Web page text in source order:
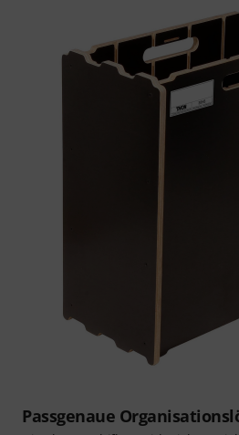
Passgenaue